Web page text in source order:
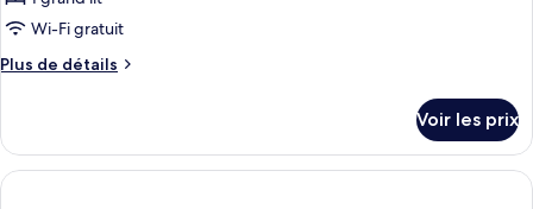
pour
ce
chambre :
Standard
Double
Wi-Fi gratuit
Plus de détails
Plus
le
type
de
Voir les prix